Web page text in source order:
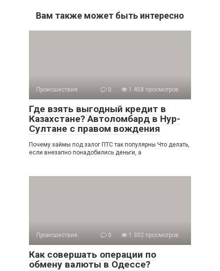
Вам также может быть интересно
Происшествия 0 1 458 просмотров
Где взять выгодный кредит в
Казахстане? Автоломбард в Нур-
Султане с правом вождения
Почему займы под залог ПТС так популярны Что делать,
если внезапно понадобились деньги, а
Происшествия 0 1 302 просмотров
Как совершать операции по
обмену валюты в Одессе?